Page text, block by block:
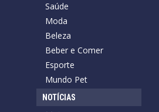
Saúde
Moda
Beleza
Beber e Comer
Esporte
Mundo Pet
NOTÍCIAS